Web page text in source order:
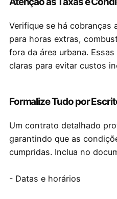
Verifique se há cobranças
para horas extras,
fora da área urbana.
claras para evitar custos
Formalize Tudo por
Um contrato detalhado
garantindo que as
cumpridas. Inclua no
- Datas e horários